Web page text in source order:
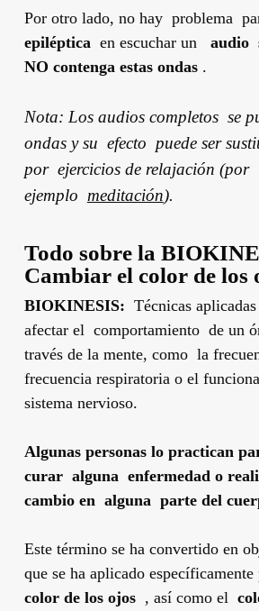
Por otro lado, no hay problema
epiléptica en escuchar un audio
NO contenga estas ondas.
Nota: Los audios completos se
ondas y su efecto puede ser
por ejercicios de relajación (por
ejemplo meditación).
Todo sobre la
Cambiar el color de los
BIOKINESIS: Técnicas
afectar el comportamiento de un
través de la mente, como la
frecuencia respiratoria o el
sistema nervioso.
Algunas personas lo practican
curar alguna enfermedad o
cambio en alguna parte del
Este término se ha convertido en
que se ha aplicado específicamente
color de los ojos, así como el